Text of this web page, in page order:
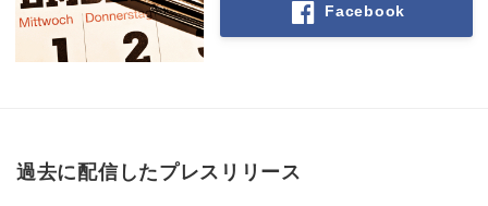
Facebook
過去に配信したプレスリリース